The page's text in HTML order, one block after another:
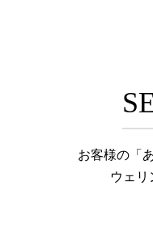
お客様の「
ウェリ